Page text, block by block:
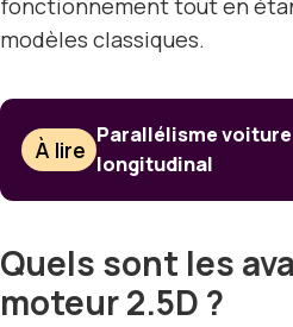
fonctionnement tout en
modèles classiques.
À lire
Parallélisme
longitudinal
Quels sont les
moteur 2.5D ?